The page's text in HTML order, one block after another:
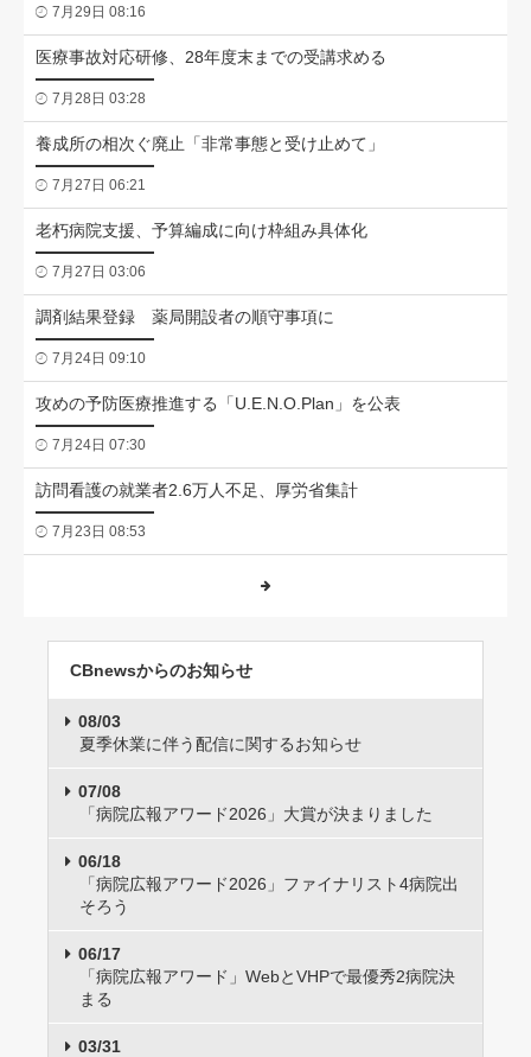
7月29日 08:16
医療事故対応研修、28年度末までの受講求める
7月28日 03:28
養成所の相次ぐ廃止「非常事態と受け止めて」
7月27日 06:21
老朽病院支援、予算編成に向け枠組み具体化
7月27日 03:06
調剤結果登録 薬局開設者の順守事項に
7月24日 09:10
攻めの予防医療推進する「U.E.N.O.Plan」を公表
7月24日 07:30
訪問看護の就業者2.6万人不足、厚労省集計
7月23日 08:53
CBnewsからのお知らせ
08/03
夏季休業に伴う配信に関するお知らせ
07/08
「病院広報アワード2026」大賞が決まりました
06/18
「病院広報アワード2026」ファイナリスト4病院出
そろう
06/17
「病院広報アワード」WebとVHPで最優秀2病院決
まる
03/31